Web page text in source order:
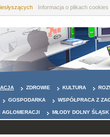
Informacja o plikach cookies
ZDROWIE KULTURA
GOSPODARKA WSPÓŁPRACA Z
AGLOMERACJI MŁODY DOLNY ŚLĄSK